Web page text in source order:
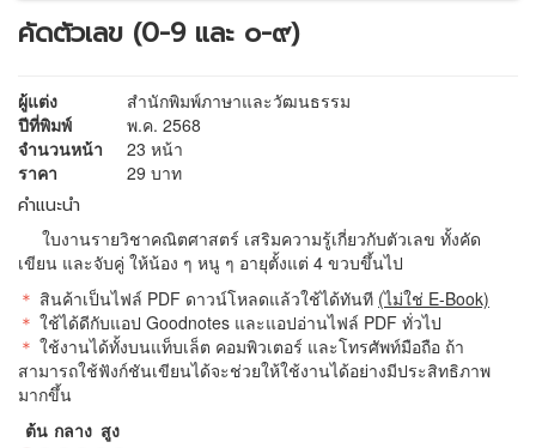
คัดตัวเลข (0-9 และ ๐-๙)
ผู้แต่ง
สำนักพิมพ์ภาษาและวัฒนธรรม
ปีที่พิมพ์
พ.ค. 2568
จำนวนหน้า
23 หน้า
ราคา
29 บาท
คำแนะนำ
ใบงานรายวิชาคณิตศาสตร์ เสริมความรู้เกี่ยวกับตัวเลข ทั้งคัด
เขียน และจับคู่ ให้น้อง ๆ หนู ๆ อายุตั้งแต่ 4 ขวบขึ้นไป
＊ สินค้าเป็นไฟล์ PDF ดาวน์โหลดแล้วใช้ได้ทันที (ไม่ใช่ E-Book)
＊ ใช้ได้ดีกับแอป Goodnotes และแอปอ่านไฟล์ PDF ทั่วไป
＊ ใช้งานได้ทั้งบนแท็บเล็ต คอมพิวเตอร์ และโทรศัพท์มือถือ ถ้า
สามารถใช้ฟังก์ชันเขียนได้จะช่วยให้ใช้งานได้อย่างมีประสิทธิภาพ
มากขึ้น
ต้น กลาง สูง